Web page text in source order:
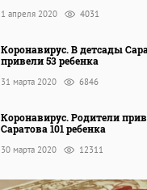
1 апреля 2020 4031
Коронавирус. В детсады
привели 53 ребенка
31 марта 2020 6846
Коронавирус. Родители
Саратова 101 ребенка
30 марта 2020 12311